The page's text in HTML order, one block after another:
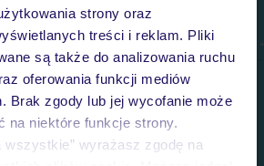
strony oraz
treści i reklam. Pliki
są także do analizowania ruchu
oferowania funkcji mediów
Brak zgody lub jej wycofanie może
na niektóre funkcje strony.
wszystkie” wyrażasz zgodę na